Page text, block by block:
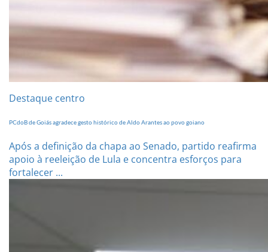
Destaque centro
PCdoB de Goiás agradece gesto histórico de Aldo Arantes ao povo goiano
Após a definição da chapa ao Senado, partido reafirma
apoio à reeleição de Lula e concentra esforços para
fortalecer ...